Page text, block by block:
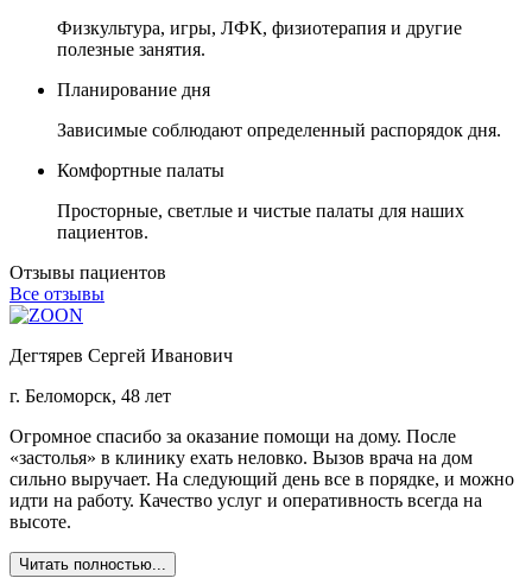
Физкультура, игры, ЛФК, физиотерапия и другие
полезные занятия.
Планирование дня
Зависимые соблюдают определенный распорядок дня.
Комфортные палаты
Просторные, светлые и чистые палаты для наших
пациентов.
Отзывы пациентов
Все отзывы
Дегтярев Сергей Иванович
г. Беломорск, 48 лет
Огромное спасибо за оказание помощи на дому. После
«застолья» в клинику ехать неловко. Вызов врача на дом
сильно выручает. На следующий день все в порядке, и можно
идти на работу. Качество услуг и оперативность всегда на
высоте.
Читать полностью...